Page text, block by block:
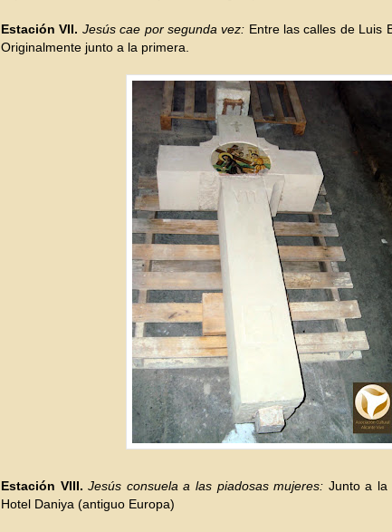
Estación VII. Jesús cae por segunda vez: Entre las calles de Luis
Originalmente junto a la primera.
Estación VIII. Jesús consuela a las piadosas mujeres: Junto a la
Hotel Daniya (antiguo Europa)